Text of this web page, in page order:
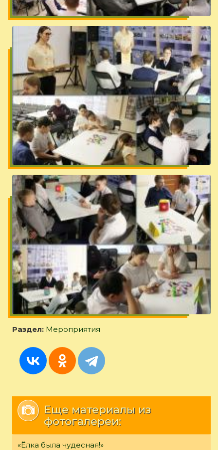
Раздел: Мероприятия
Еще материалы из
фотогалереи:
«Ёлка была чудесная!»